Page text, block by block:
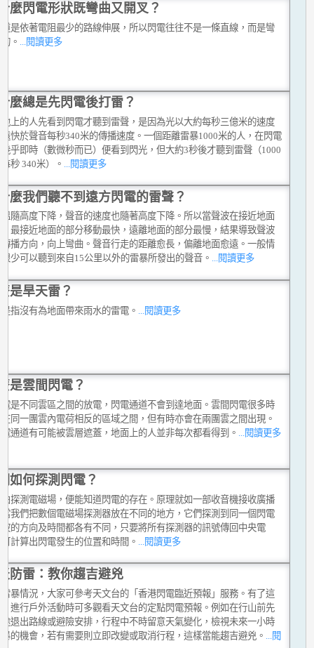
麼閃電形狀既彎曲又開叉？
是依著電阻最少的路線伸展，所以閃電往往不是一條直線，而是彎
。
...閱讀更多
麼總是先閃電後打雷？
上的人先看到閃電才聽到雷聲，是因為光以大約每秒三億米的速度
快於聲音每秒340米的傳播速度。一個距離雷暴1000米的人，在閃電
乎即時（數微秒而已）便看到閃光，但大約3秒後才聽到雷聲（1000
秒 340米）。 ...閱讀更多
麼我們聽不到遠方閃電的雷聲？
隨高度下降，聲音的速度也隨著高度下降。所以當聲波在接近地面
最接近地面的部分移動最快，遠離地面的部分最慢，結果導致聲波
播方向，向上彎曲。聲音行走的距離愈長，偏離地面愈遠。一般情
少可以聽到來自15公里以外的雷暴所發出的聲音。 ...閱讀更多
是旱天雷？
指沒有為地面帶來雨水的雷電。 ...閱讀更多
是雲間閃電？
是不同雲區之間的放電，閃電通道不會到達地面。雲間閃電很多時
同一團雲內電荷相反的區域之間，但有時亦會在兩團雲之間出現。
通道有可能被雲層遮蓋，地面上的人並非每次都看得到。 ...閱讀更多
如何探測閃電？
探測電磁場，便能知道閃電的存在。原理就如一部收音機接收廣播
我們把數個電磁場探測器放在不同的地方，它們探測到同一個閃電
的方向及時間都各有不同，只要將所有探測器的訊號傳回中央電
計算出閃電發生的位置和時間。
...閱讀更多
防雷：教你趨吉避兇
暴情況，大家可參考天文台的「香港閃電臨近預報」服務。有了這
進行戶外活動時可多觀看天文台的定點閃電預報。例如在行山前先
退出路線或避險安排，行程中不時留意天氣變化，檢視未來一小時
的機會，若有需要則立即改變或取消行程，這樣當能趨吉避兇。
...閱